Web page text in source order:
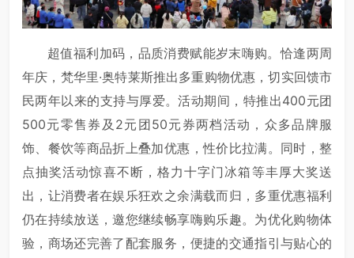
超值福利加码，品质消费赋能岁末嗨购。恰逢两周
年庆，梵华里·奥特莱斯推出多重购物优惠，切实回馈市
民两年以来的支持与厚爱。活动期间，特推出400元团
500元零售券及2元团50元券两档活动，众多品牌服
饰、餐饮等商品折上叠加优惠，性价比拉满。同时，整
点抽奖活动惊喜不断，格力十字门冰箱等丰厚大奖送
出，让消费者在娱乐狂欢之余满载而归，多重优惠福利
仍在持续放送，邀您继续畅享嗨购乐趣。为优化购物体
验，商场还完善了配套服务，便捷的交通指引与贴心的